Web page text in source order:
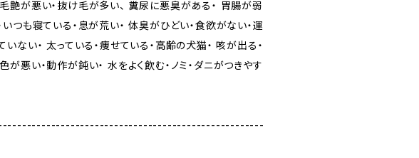
艶が悪い・抜け毛が多い、 糞尿に悪臭がある・ 胃腸が弱
いつも寝ている・息が荒い・ 体臭がひどい・食欲がない・運
いない・ 太っている・痩せている・高齢の犬猫・ 咳が出る・
が悪い・動作が鈍い・ 水をよく飲む・ノミ・ダニがつきやす